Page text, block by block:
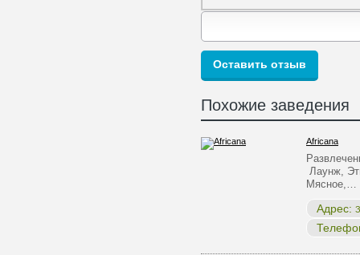
Похожие заведения
Africana
Лаунж,
Мясное,…
Адрес: